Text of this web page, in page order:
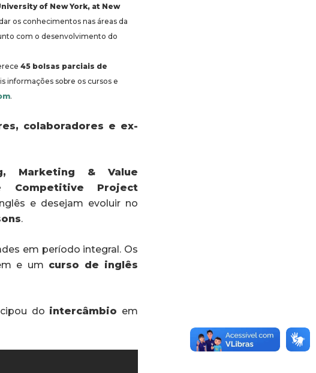
of New York, at New
os conhecimentos nas áreas da
com o desenvolvimento do
45 bolsas parciais de
informações sobre os cursos e
.
colaboradores e ex-
Marketing & Value
Competitive Project
e desejam evoluir no
.
em período integral. Os
e um curso de inglês
do intercâmbio em